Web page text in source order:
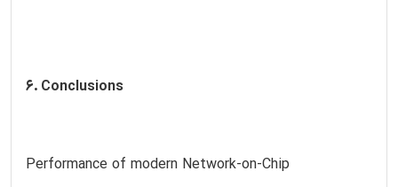
6. Conclusions
Performance of modern Network-on-Chip